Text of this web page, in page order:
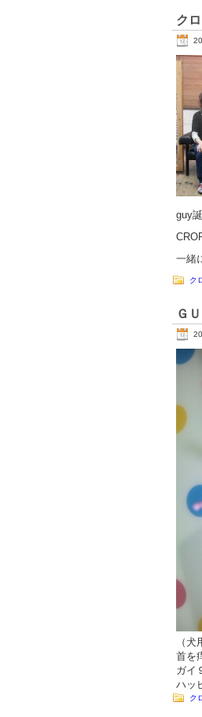
ク
guy
一緒
ク
Ｇ
（
首を
ガイ
ハッ
ク